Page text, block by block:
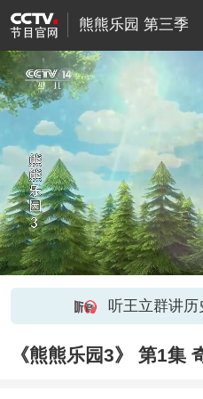
熊熊乐园 第三季
听王立群讲
《熊熊乐园3》 第1集